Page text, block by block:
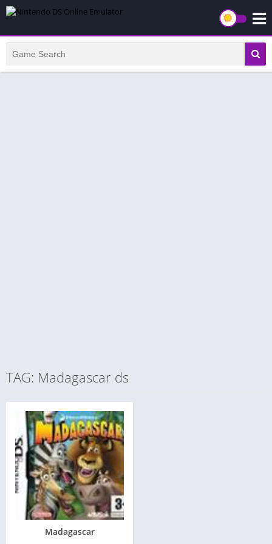
TAG: Madagascar ds
Madagascar